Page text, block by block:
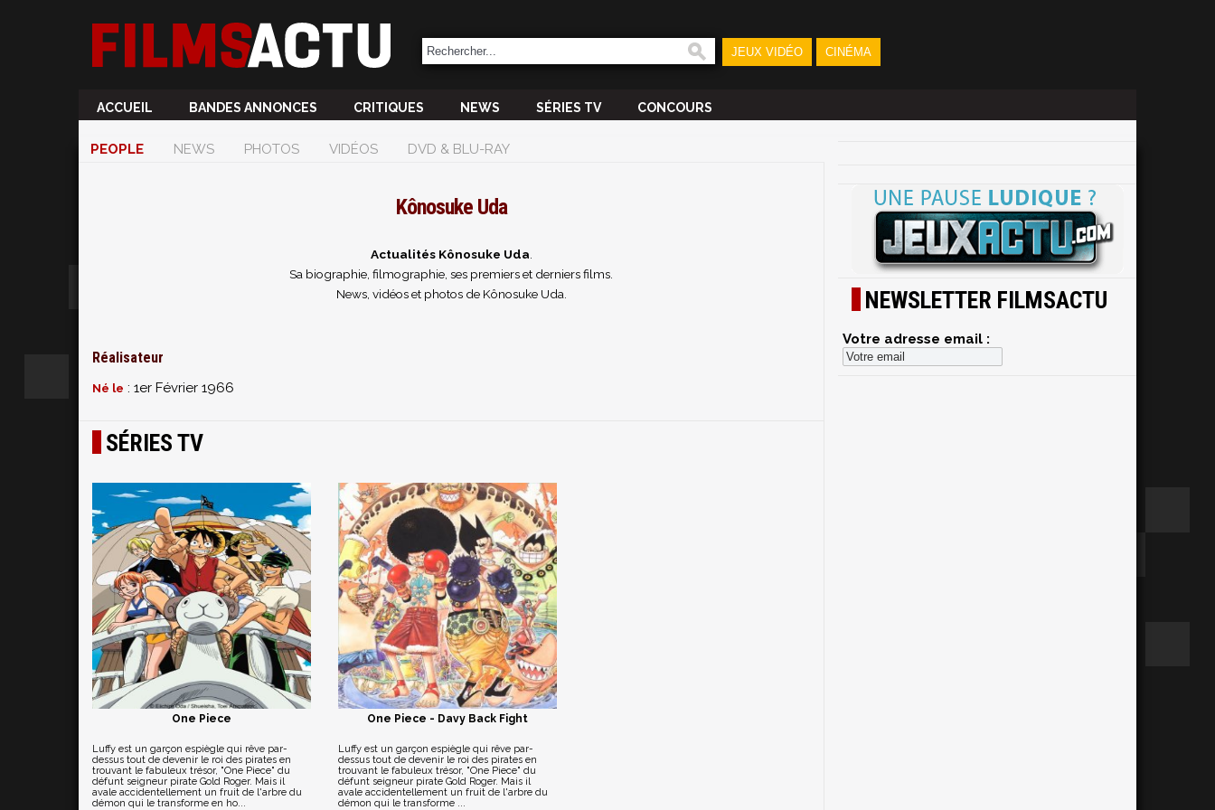
JEUX VIDÉO CINÉMA
ACCUEIL BANDES ANNONCES CRITIQUES NEWS SÉRIES TV CONCOURS
PEOPLE NEWS PHOTOS VIDÉOS DVD & BLU-RAY
Kônosuke Uda
Actualités Kônosuke Uda
Sa biographie, filmographie, ses premiers et derniers films.
News, vidéos et photos de Kônosuke Uda.
Réalisateur
Né le : 1er Février 1966
SÉRIES TV
One Piece
Luffy est un garçon espiègle qui rêve par-
dessus tout de devenir le roi des pirates en
trouvant le fabuleux trésor, "One Piece" du
défunt seigneur pirate Gold Roger. Mais il
avale accidentellement un fruit de l'arbre du
démon qui le transforme en ho...
One Piece - Davy Back Fight
Luffy est un garçon espiègle qui rêve par-
dessus tout de devenir le roi des pirates en
trouvant le fabuleux trésor, "One Piece" du
défunt seigneur pirate Gold Roger. Mais il
avale accidentellement un fruit de l'arbre du
démon qui le transforme ...
NEWSLETTER FILMSACTU
Votre adresse email :